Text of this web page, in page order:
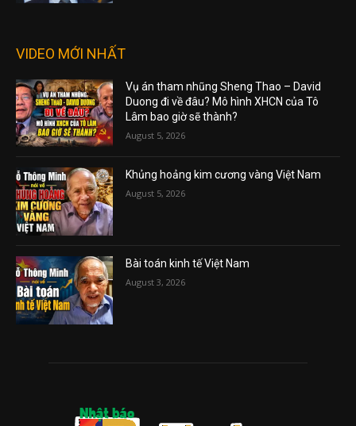
VIDEO MỚI NHẤT
Vụ án tham nhũng Sheng Thao – David
Duong đi về đâu? Mô hình XHCN của Tô
Lâm bao giờ sẽ thành?
August 5, 2026
Khủng hoảng kim cương vàng Việt Nam
August 5, 2026
Bài toán kinh tế Việt Nam
August 3, 2026